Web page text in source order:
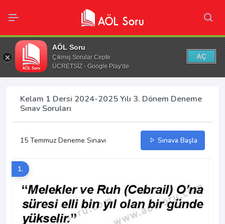
AÖL Soru
Çıkmış Sorular Cepte
ÜCRETSİZ - Google Play'de
AÇ
Kelam 1 Dersi 2024-2025 Yılı 3. Dönem Deneme
Sınav Soruları
15 Temmuz Deneme Sınavı Sınava Başla
1.